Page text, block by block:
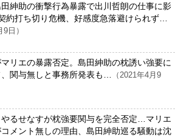
紳助の衝撃行為暴露で出川哲朗の仕事に影
約打ち切り危機、好感度急落避けられず…
9日）
リエの暴露否定。島田紳助の枕誘い強要に
関与無しと事務所発表も…
（2021年4月9
るせなすが枕強要関与を完全否定…マリエ
メント無しの理由、島田紳助巡る騒動は沈